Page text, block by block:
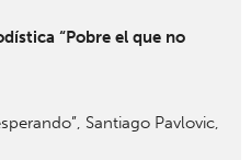
“Pobre el que no
Santiago Pavlovic,